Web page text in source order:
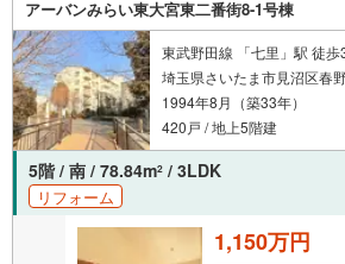
アーバンみらい東大宮東二番街8-1号棟
東武野田線 「七里」駅 徒歩
埼玉県さいたま市見沼区春
1994年8月（築33年）
420戸 / 地上5階建
5階 / 南 / 78.84m2 / 3LDK
リフォーム
1,150万円